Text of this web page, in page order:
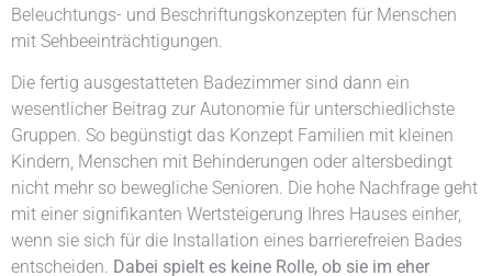
Beleuchtungs- und Beschriftungskonzepten für Menschen
mit Sehbeeinträchtigungen.
Die fertig ausgestatteten Badezimmer sind dann ein
wesentlicher Beitrag zur Autonomie für unterschiedlichste
Gruppen. So begünstigt das Konzept Familien mit kleinen
Kindern, Menschen mit Behinderungen oder altersbedingt
nicht mehr so bewegliche Senioren. Die hohe Nachfrage geht
mit einer signifikanten Wertsteigerung Ihres Hauses einher,
wenn sie sich für die Installation eines barrierefreien Bades
entscheiden. Dabei spielt es keine Rolle, ob sie im eher